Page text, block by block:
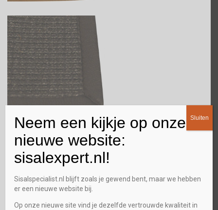
Duurzaamheid
Sisal is, om de reden dat het zo sterk en een natuurproduct is,
daarom ook duurzaam en een trap stofferen Sisal Maastricht is
trapbekleding gaat veel en veel langer mee dan welke andere
bekleding ook. IJzersterk en veilig op de trap vanwege zijn
antislip eigenschap. Kijk op www.sisalspecialist.nlvoor een
Neem een kijkje op onze
nieuwe website:
sisalexpert.nl!
Sisalspecialist.nl blijft zoals je gewend bent, maar we hebben
er een nieuwe website bij.
Op onze nieuwe site vind je dezelfde vertrouwde kwaliteit in
Sluiten